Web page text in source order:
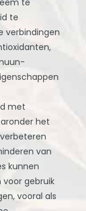
te
verbindingen
met
het
van
kunnen
voor gebruik
vooral als